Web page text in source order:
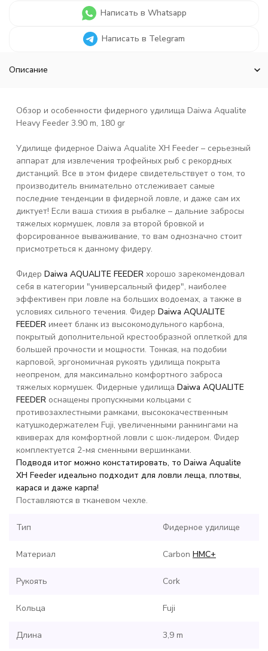
Написать в Whatsapp
Написать в Telegram
Описание
Обзор и особенности фидерного удилища Daiwa Aqualite
Heavy Feeder 3.90 m, 180 gr
Удилище фидерное Daiwa Aqualite XH Feeder – серьезный
аппарат для извлечения трофейных рыб с рекордных
дистанций. Все в этом фидере свидетельствует о том, то
производитель внимательно отслеживает самые
последние тенденции в фидерной ловле, и даже сам их
диктует! Если ваша стихия в рыбалке – дальние забросы
тяжелых кормушек, ловля за второй бровкой и
форсированное вываживание, то вам однозначно стоит
присмотреться к данному фидеру.
Фидер Daiwa AQUALITE FEEDER хорошо зарекомендовал
себя в категории "универсальный фидер", наиболее
эффективен при ловле на больших водоемах, а также в
условиях сильного течения. Фидер Daiwa AQUALITE
FEEDER имеет бланк из высокомодульного карбона,
покрытый дополнительной крестообразной оплеткой для
большей прочности и мощности. Тонкая, на подобии
карповой, эргономичная рукоять удилища покрыта
неопреном, для максимально комфортного заброса
тяжелых кормушек. Фидерные удилища Daiwa AQUALITE
FEEDER оснащены пропускными кольцами с
противозахлестными рамками, высококачественным
катушкодержателем Fuji, увеличенными раннингами на
квиверах для комфортной ловли с шок-лидером. Фидер
комплектуется 2-мя сменными вершинками.
Подводя итог можно констатировать, то Daiwa Aqualite
XH Feeder идеально подходит для ловли леща, плотвы,
карася и даже карпа!
Поставляются в тканевом чехле.
Тип Фидерное удилище
Материал Carbon HMC+
Рукоять Cork
Кольца Fuji
Длина 3,9 m